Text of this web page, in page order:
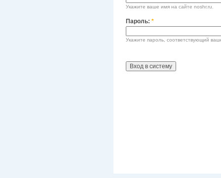
Укажите ваше имя на сайте noshr.ru.
Пароль: *
Укажите пароль, соответствующий